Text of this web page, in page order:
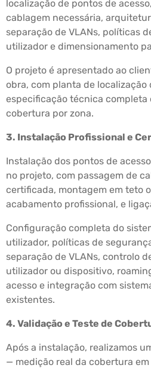
localização de pontos de
cablagem necessária,
separação de VLANs, políticas
utilizador e dimensionamento
O projeto é apresentado ao
obra, com planta de localização
especificação técnica completa
cobertura por zona.
3. Instalação Profissional e
Instalação dos pontos de
no projeto, com passagem de
certificada, montagem em teto
acabamento profissional, e
Configuração completa do
utilizador, políticas de
separação de VLANs, controlo
utilizador ou dispositivo,
acesso e integração com
existentes.
4. Validação e Teste de
Após a instalação, realizamos
— medição real da cobertura